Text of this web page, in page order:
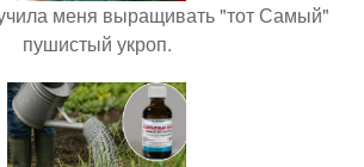
меня выращивать "тот Самый"
пушистый укроп.